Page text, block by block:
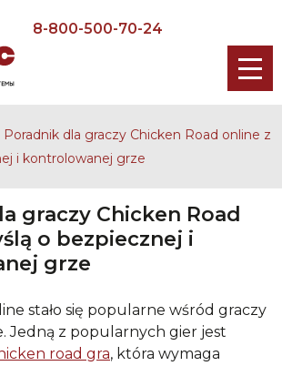
8-800-500-70-24
Poradnik dla graczy Chicken Road online z
i kontrolowanej grze
graczy Chicken Road
o bezpiecznej i
grze
stało się popularne wśród graczy
Jedną z popularnych gier jest
road gra, która wymaga